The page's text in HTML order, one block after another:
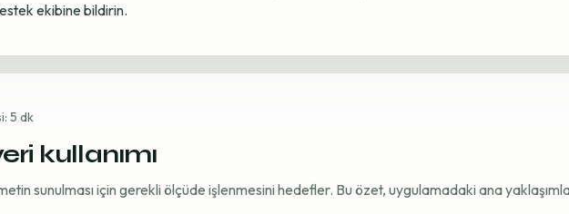
ekibine bildirin.
5 dk
kullanımı
sunulması için gerekli ölçüde işlenmesini hedefler. Bu özet, uygulamadaki ana